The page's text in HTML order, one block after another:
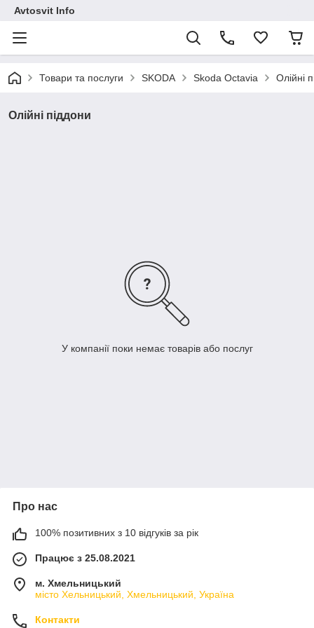
Avtosvit Info
Товари та послуги SKODA Skoda Octavia Олійні
Олійні піддони
У компанії поки немає товарів або послуг
Про нас
100% позитивних з 10 відгуків за рік
Працює з 25.08.2021
м. Хмельницький
місто Хельницький, Хмельницький, Україна
Контакти